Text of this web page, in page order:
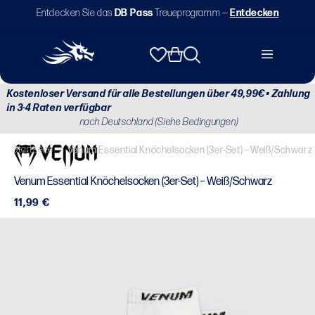
zumEntdecken Sie das DB PassTreueprogramm — Entdecken
Warenkorb
Kostenloser Versand für alle Bestellungen über 49,99€ • Zahlung
in 3-4 Raten verfügbar
nach Deutschland (Siehe Bedingungen)
Startseite / Venum Essential Knöchelsocken (3er-Set) – Weiß/Schwarz
Venum Essential Knöchelsocken (3er-Set) – Weiß/Schwarz
Normaler
11,99 €